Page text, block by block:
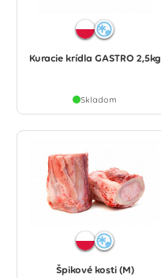
Kuracie krídla GASTRO 2,5kg
Skladom
Špikové kosti (M)